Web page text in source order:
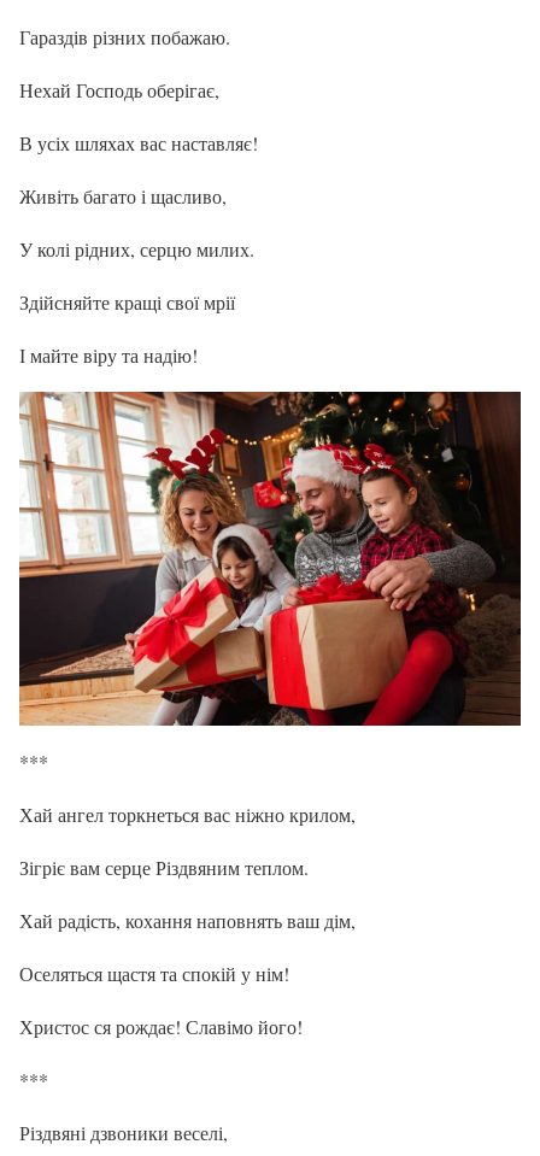
Гараздів різних побажаю.
Нехай Господь оберігає,
В усіх шляхах вас наставляє!
Живіть багато і щасливо,
У колі рідних, серцю милих.
Здійсняйте кращі свої мрії
І майте віру та надію!
***
Хай ангел торкнеться вас ніжно крилом,
Зігріє вам серце Різдвяним теплом.
Хай радість, кохання наповнять ваш дім,
Оселяться щастя та спокій у нім!
Христос ся рождає! Славімо його!
***
Різдвяні дзвоники веселі,